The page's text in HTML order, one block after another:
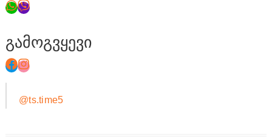
გამოგვყევი
@ts.time5